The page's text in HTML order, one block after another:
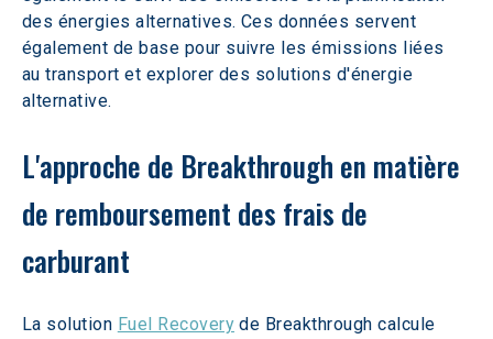
des énergies alternatives. Ces données servent
également de base pour suivre les émissions liées
au transport et explorer des solutions d'énergie
alternative.
L'approche de Breakthrough en matière
de remboursement des frais de
carburant
La solution Fuel Recovery de Breakthrough calcule